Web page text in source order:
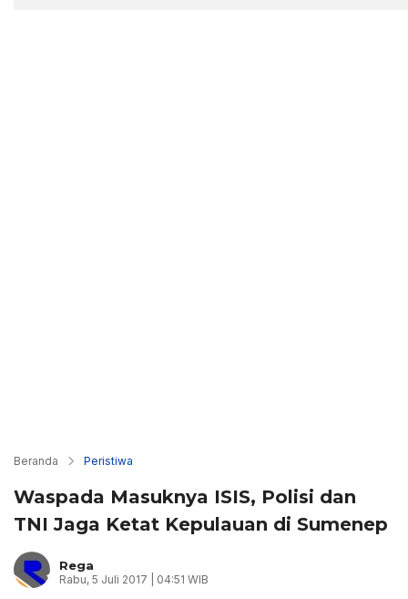
Beranda Peristiwa
Waspada Masuknya ISIS, Polisi dan
TNI Jaga Ketat Kepulauan di Sumenep
Rega
Rabu, 5 Juli 2017 | 04:51 WIB